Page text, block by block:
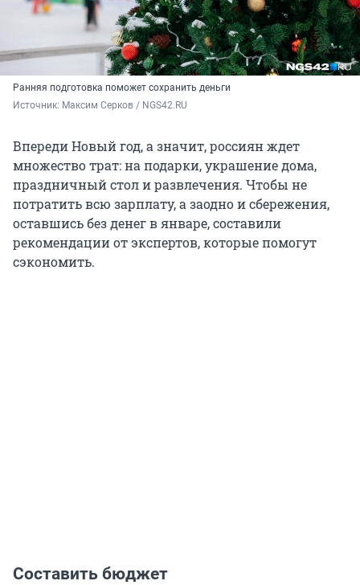
Ранняя подготовка поможет сохранить деньги
Источник: Максим Серков / NGS42.RU
Впереди Новый год, а значит, россиян ждет
множество трат: на подарки, украшение дома,
праздничный стол и развлечения. Чтобы не
потратить всю зарплату, а заодно и сбережения,
оставшись без денег в январе, составили
рекомендации от экспертов, которые помогут
сэкономить.
Составить бюджет